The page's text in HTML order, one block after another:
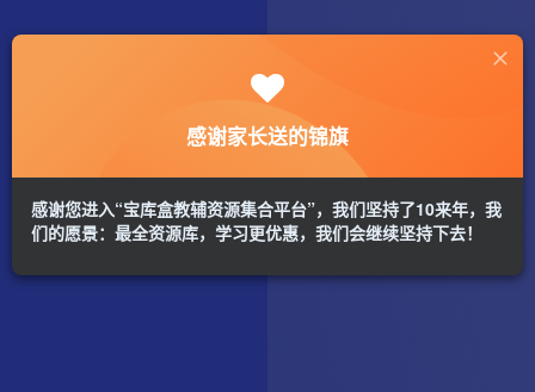
感谢家长送的锦旗
感谢您进入“宝库盒教辅资源集合平台”，我们坚持了10来年，我
们的愿景：最全资源库，学习更优惠，我们会继续坚持下去！